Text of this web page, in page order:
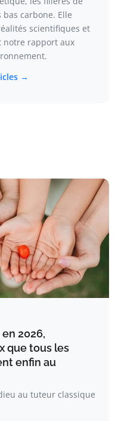
carbone. Elle
scientifiques et
notre rapport aux
→
2026,
que tous les
enfin au
au tuteur classique